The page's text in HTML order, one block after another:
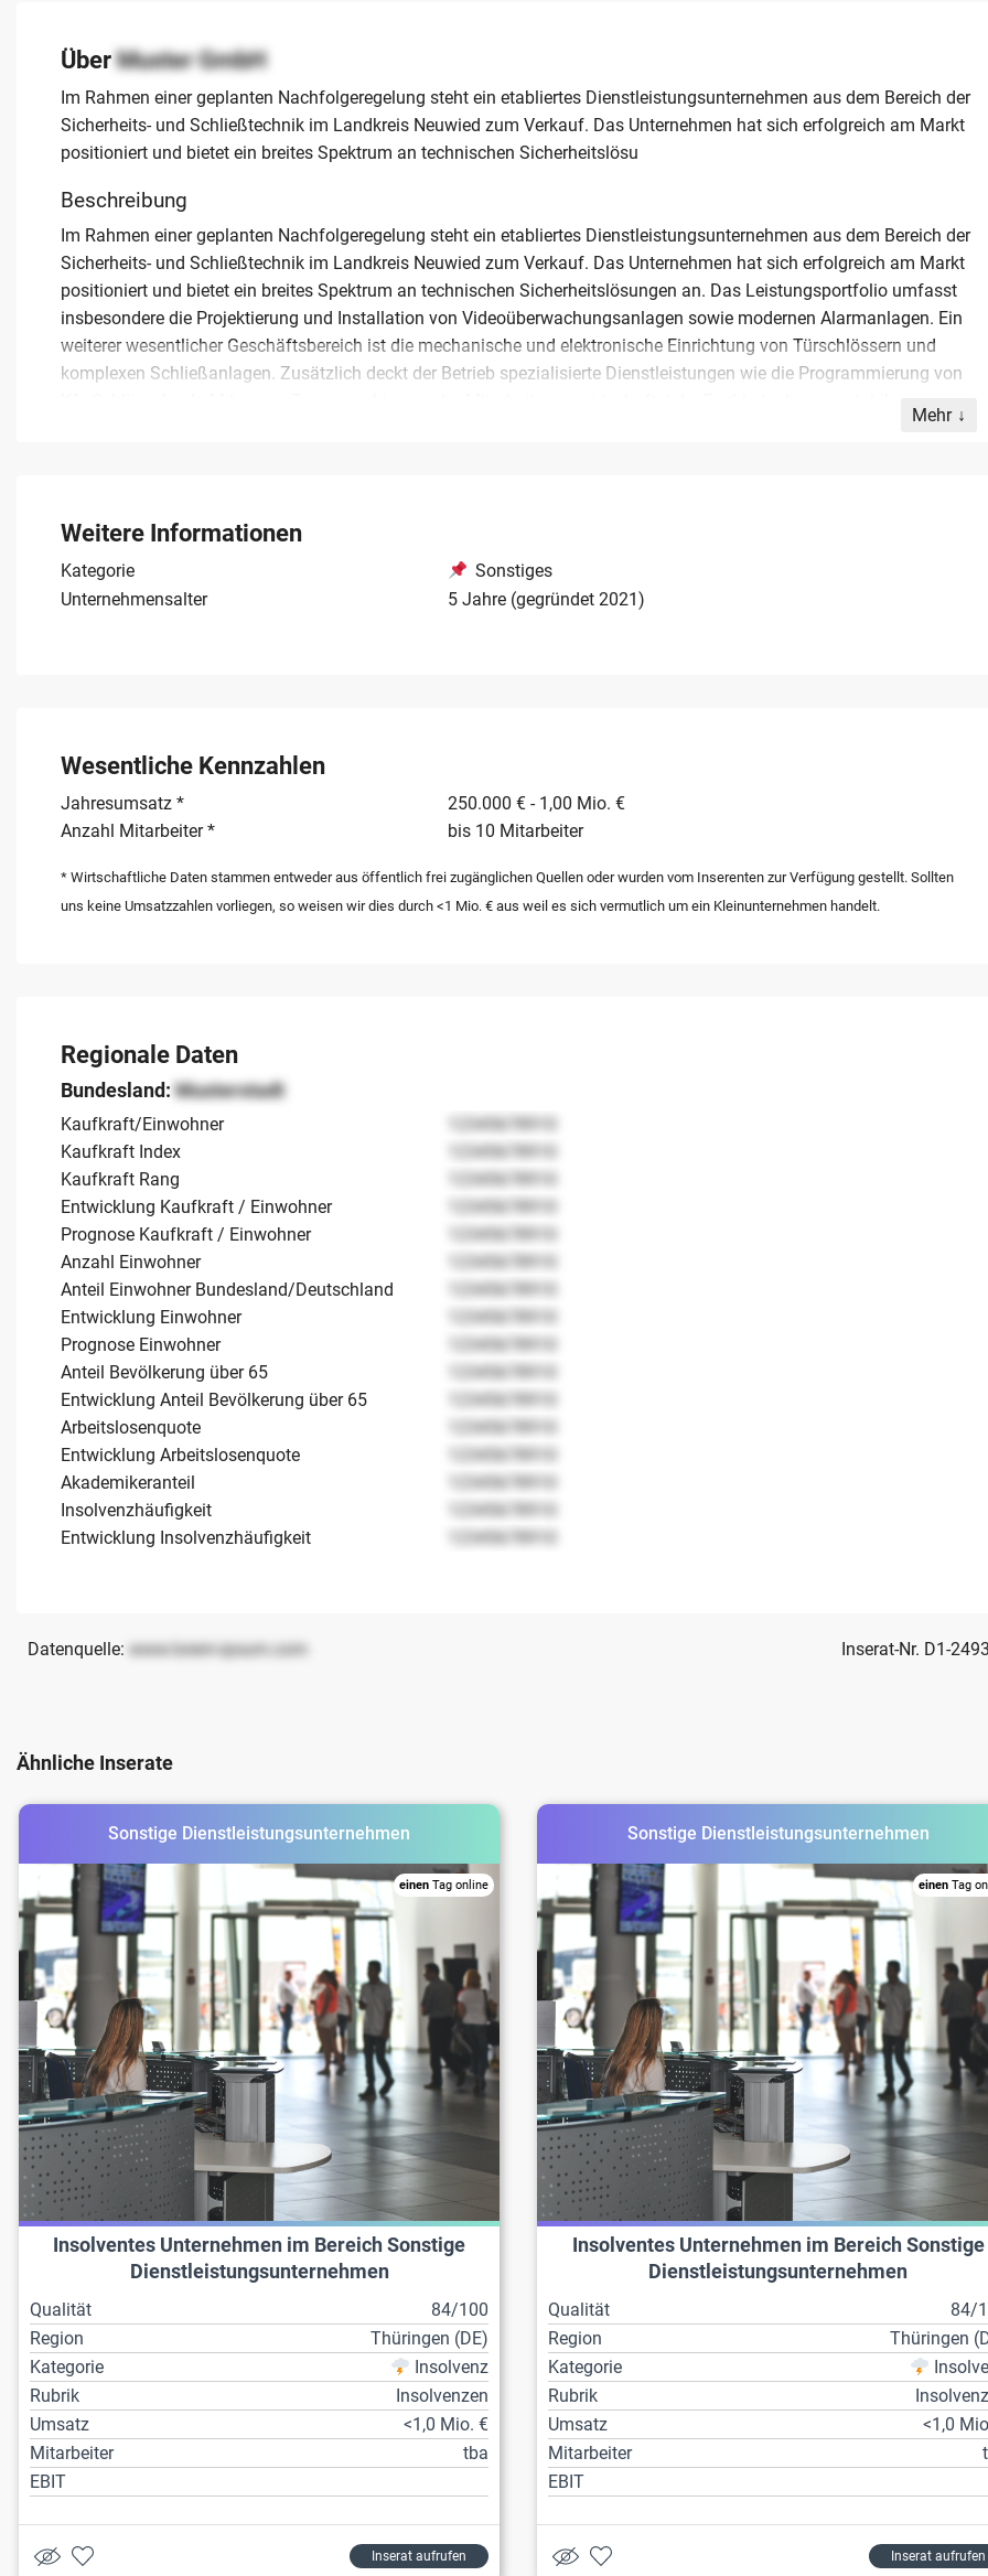
ÜberMuster GmbH
Im Rahmen einer geplanten Nachfolgeregelung steht ein etabliertes Dienstleistungsunternehmen aus dem Bereich der
Sicherheits- und Schließtechnik im Landkreis Neuwied zum Verkauf. Das Unternehmen hat sich erfolgreich am Markt
positioniert und bietet ein breites Spektrum an technischen Sicherheitslösu
Beschreibung
Im Rahmen einer geplanten Nachfolgeregelung steht ein etabliertes Dienstleistungsunternehmen aus dem Bereich der
Sicherheits- und Schließtechnik im Landkreis Neuwied zum Verkauf. Das Unternehmen hat sich erfolgreich am Markt
positioniert und bietet ein breites Spektrum an technischen Sicherheitslösungen an. Das Leistungsportfolio umfasst
insbesondere die Projektierung und Installation von Videoüberwachungsanlagen sowie modernen Alarmanlagen. Ein
weiterer wesentlicher Geschäftsbereich ist die mechanische und elektronische Einrichtung von Türschlössern und
komplexen Schließanlagen. Zusätzlich deckt der Betrieb spezialisierte Dienstleistungen wie die Programmierung von
Interessenten werden gebeten, für weitere Informationen Kontakt aufzunehmen.
Mehr
Weitere Informationen
Kategorie
Sonstiges
Unternehmensalter
5 Jahre (gegründet 2021)
Wesentliche Kennzahlen
Jahresumsatz *
250.000 € - 1,00 Mio. €
Anzahl Mitarbeiter *
bis 10 Mitarbeiter
* Wirtschaftliche Daten stammen entweder aus öffentlich frei zugänglichen Quellen oder wurden vom Inserenten zur Verfügung gestellt. Sollten
uns keine Umsatzzahlen vorliegen, so weisen wir dies durch <1 Mio. € aus weil es sich vermutlich um ein Kleinunternehmen handelt.
Regionale Daten
Bundesland:Musterstadt
Kaufkraft/Einwohner
12345678910
Kaufkraft Index
12345678910
Kaufkraft Rang
12345678910
Entwicklung Kaufkraft / Einwohner
12345678910
Prognose Kaufkraft / Einwohner
12345678910
Anzahl Einwohner
12345678910
Anteil Einwohner Bundesland/Deutschland
12345678910
Entwicklung Einwohner
12345678910
Prognose Einwohner
12345678910
Anteil Bevölkerung über 65
12345678910
Entwicklung Anteil Bevölkerung über 65
12345678910
Arbeitslosenquote
12345678910
Entwicklung Arbeitslosenquote
12345678910
Akademikeranteil
12345678910
Insolvenzhäufigkeit
12345678910
Entwicklung Insolvenzhäufigkeit
12345678910
Datenquelle: www.lorem-ipsum.com Inserat-Nr. D1-
Ähnliche Inserate
Sonstige Dienstleistungsunternehmen
einen Tag online
Insolventes Unternehmen im Bereich Sonstige
Dienstleistungsunternehmen
Qualität
84/100
Region
Thüringen (DE)
Kategorie
Insolvenz
Rubrik
Insolvenzen
Umsatz
<1,0 Mio. €
Mitarbeiter
tba
EBIT
Inserat aufrufen
Sonstige Dienstleistungsunternehmen
einenTag
Insolventes Unternehmen im Bereich Sonstige
Dienstleistungsunternehmen
Qualität
84/
Region
Thüringen
Kategorie
Rubrik
Umsatz
<1,0
Mitarbeiter
EBIT
Inserat aufrufen